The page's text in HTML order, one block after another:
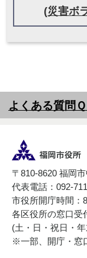
(災害ボ
よくある質問
〒810-8620 福岡
代表電話：092-
市役所開庁時間：
各区役所の窓口受
(土・日・祝日・
※一部、開庁・窓